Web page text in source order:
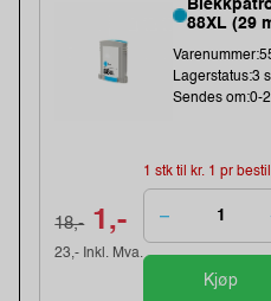
88XL (29
Lagerstatus:3
Sendes om:0-
18,- 1,-
23,- Inkl. Mva.
1 stk til kr. 1 pr
Kjøp